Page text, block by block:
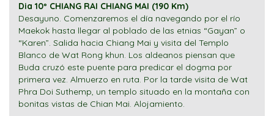
Dia 10º CHIANG RAI CHIANG MAI (190 Km)
Desayuno. Comenzaremos el día navegando por el río
Maekok hasta llegar al poblado de las etnias “Gayan” o
“Karen”. Salida hacia Chiang Mai y visita del Templo
Blanco de Wat Rong khun. Los aldeanos piensan que
Buda cruzó este puente para predicar el dogma por
primera vez. Almuerzo en ruta. Por la tarde visita de Wat
Phra Doi Suthemp, un templo situado en la montaña con
bonitas vistas de Chian Mai. Alojamiento.